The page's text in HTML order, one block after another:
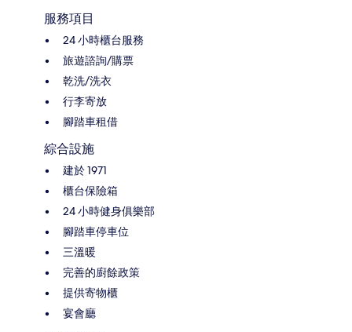
服務項目
24 小時櫃台服務
旅遊諮詢/購票
乾洗/洗衣
行李寄放
腳踏車租借
綜合設施
建於 1971
櫃台保險箱
24 小時健身俱樂部
腳踏車停車位
三溫暖
完善的廚餘政策
提供寄物櫃
宴會廳